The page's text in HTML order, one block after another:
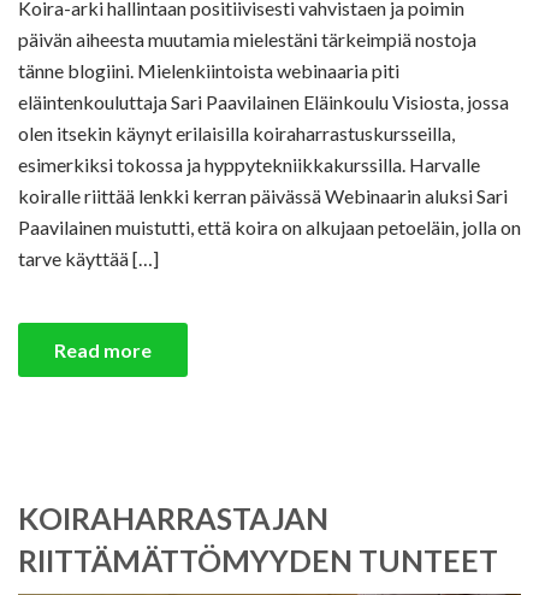
Koira-arki hallintaan positiivisesti vahvistaen ja poimin
päivän aiheesta muutamia mielestäni tärkeimpiä nostoja
tänne blogiini. Mielenkiintoista webinaaria piti
eläintenkouluttaja Sari Paavilainen Eläinkoulu Visiosta, jossa
olen itsekin käynyt erilaisilla koiraharrastuskursseilla,
esimerkiksi tokossa ja hyppytekniikkakurssilla. Harvalle
koiralle riittää lenkki kerran päivässä Webinaarin aluksi Sari
Paavilainen muistutti, että koira on alkujaan petoeläin, jolla on
tarve käyttää […]
Read more
KOIRAHARRASTAJAN
RIITTÄMÄTTÖMYYDEN TUNTEET